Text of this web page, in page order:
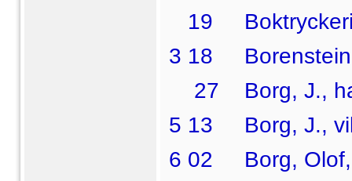
19 Boktryckeri
3 18 Borenstein,
27 Borg, J.,
5 13 Borg, J.,
6 02 Borg, Olof,